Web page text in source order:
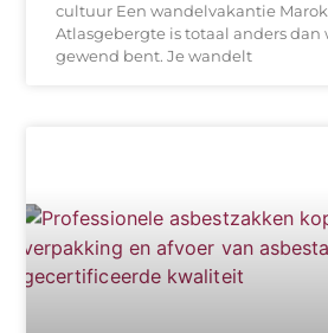
cultuur Een wandelvakantie
Atlasgebergte is totaal anders dan
gewend bent. Je wandelt